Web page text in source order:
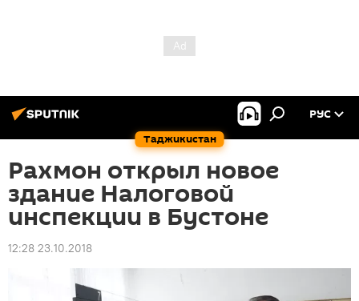
Таджикистан
РУС
Рахмон открыл новое
здание Налоговой
инспекции в Бустоне
12:28 23.10.2018